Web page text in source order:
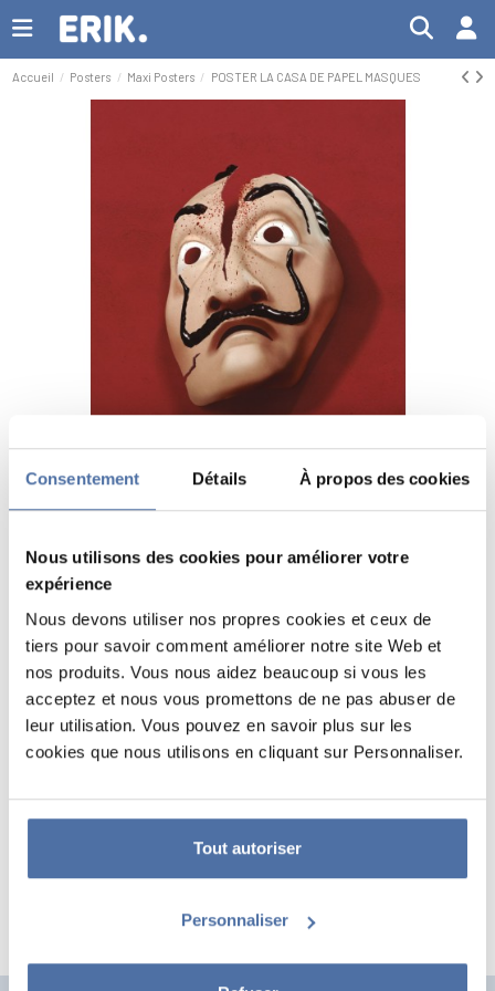
Consentement Détails À propos des cookies
Nous utilisons des cookies pour améliorer votre
expérience
Nous devons utiliser nos propres cookies et ceux de
tiers pour savoir comment améliorer notre site Web et
nos produits. Vous nous aidez beaucoup si vous les
acceptez et nous vous promettons de ne pas abuser de
leur utilisation. Vous pouvez en savoir plus sur les
cookies que nous utilisons en cliquant sur Personnaliser.
Tout autoriser
Personnaliser
Accueil Posters Maxi Posters POSTER LA CASA DE PAPEL MASQUES
POSTER LA CASA DE PAPEL
MASQUES